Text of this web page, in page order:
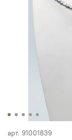
арт. 91001839